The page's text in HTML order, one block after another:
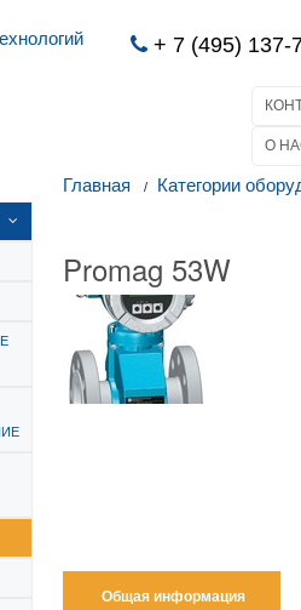
+ 7 (495) 137-
О
Главная Категории
Promag 53W
Общая информация